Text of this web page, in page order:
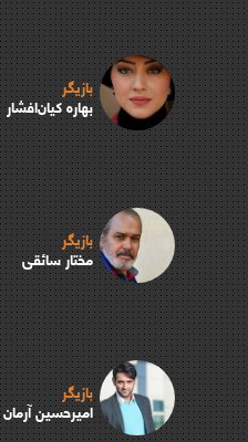
بازیگر
بهاره کیان‌افشار
بازیگر
مختار سائقی
بازیگر
امیرحسین آرمان